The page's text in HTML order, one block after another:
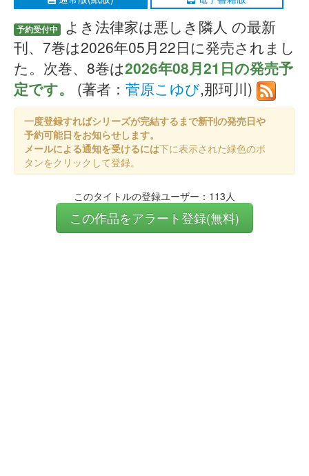
予約受付中
よき法律家は悪しき隣人 の最新
刊、7巻は2026年05月22日に発売されまし
た。次巻、8巻は2026年08月21日の発売予
定です。
(著者： 菅原こゆび,那珂川)
一度登録すればシリーズが完結するまで新刊の発売日や
予約可能日をお知らせします。
メールによる通知を受けるには下に表示された緑色のボ
タンをクリックして登録。
このタイトルの登録ユーザー：113人
この作品をアラート登録(無料)